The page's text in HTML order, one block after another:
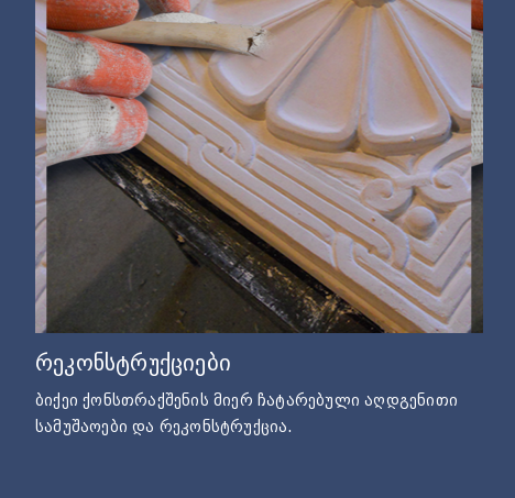
რეკონსტრუქციები
ბიქეი ქონსთრაქშენის მიერ ჩატარებული აღდგენითი
სამუშაოები და რეკონსტრუქცია.